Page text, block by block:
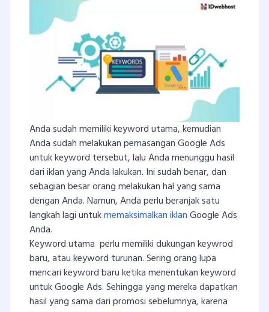
Anda sudah memiliki keyword utama, kemudian
Anda sudah melakukan pemasangan Google Ads
untuk keyword tersebut, lalu Anda menunggu hasil
dari iklan yang Anda lakukan. Ini sudah benar, dan
sebagian besar orang melakukan hal yang sama
dengan Anda. Namun, Anda perlu beranjak satu
langkah lagi untukmemaksimalkan iklanGoogle Ads
Anda.
Keyword utama perlu memiliki dukungan keywrod
baru, atau keyword turunan. Sering orang lupa
mencari keyword baru ketika menentukan keyword
untuk Google Ads. Sehingga yang mereka dapatkan
hasil yang sama dari promosi sebelumnya, karena